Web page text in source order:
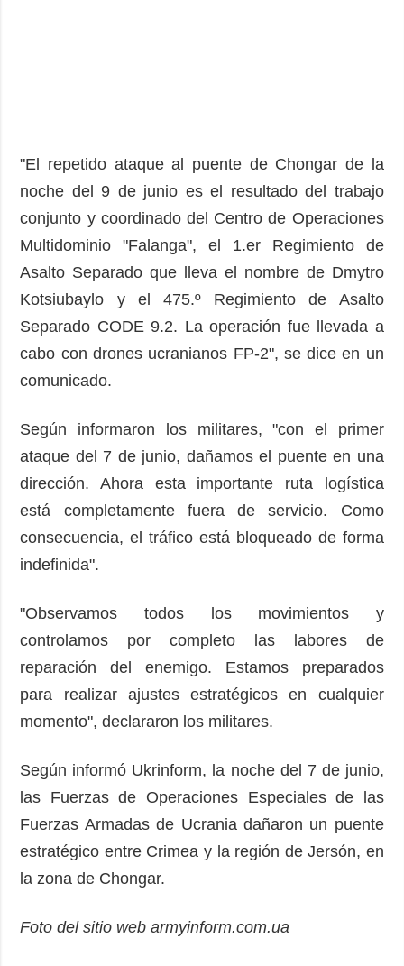
"El repetido ataque al puente de Chongar de la
noche del 9 de junio es el resultado del trabajo
conjunto y coordinado del Centro de Operaciones
Multidominio "Falanga", el 1.er Regimiento de
Asalto Separado que lleva el nombre de Dmytro
Kotsiubaylo y el 475.º Regimiento de Asalto
Separado CODE 9.2. La operación fue llevada a
cabo con drones ucranianos FP-2", se dice en un
comunicado.
Según informaron los militares, "con el primer
ataque del 7 de junio, dañamos el puente en una
dirección. Ahora esta importante ruta logística
está completamente fuera de servicio. Como
consecuencia, el tráfico está bloqueado de forma
indefinida".
"Observamos todos los movimientos y
controlamos por completo las labores de
reparación del enemigo. Estamos preparados
para realizar ajustes estratégicos en cualquier
momento", declararon los militares.
Según informó Ukrinform, la noche del 7 de junio,
las Fuerzas de Operaciones Especiales de las
Fuerzas Armadas de Ucrania dañaron un puente
estratégico entre Crimea y la región de Jersón, en
la zona de Chongar.
Foto del sitio web armyinform.com.ua